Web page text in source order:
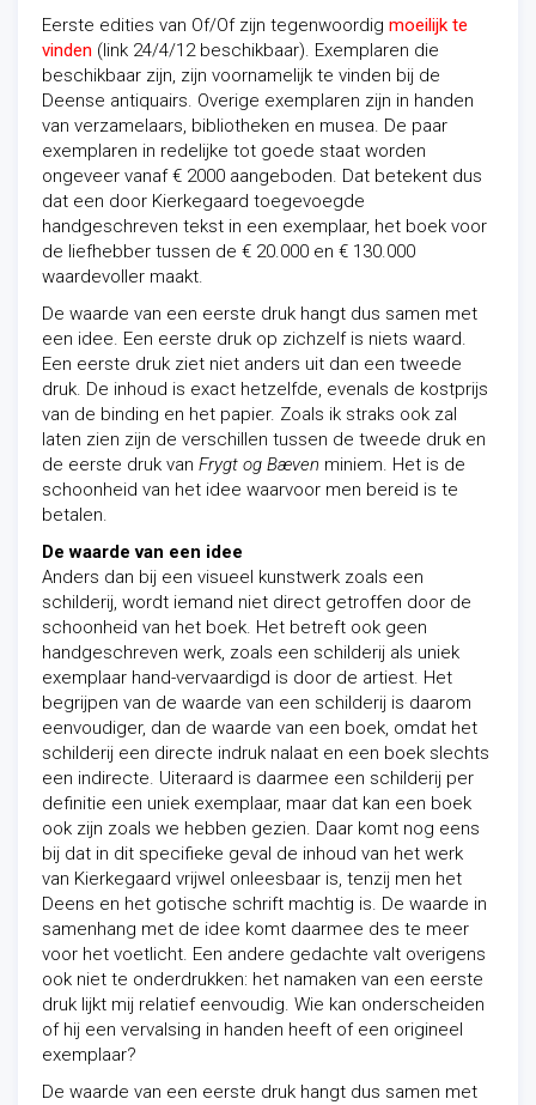
Eerste edities van Of/Of zijn tegenwoordig moeilijk te
vinden (link 24/4/12 beschikbaar). Exemplaren die
beschikbaar zijn, zijn voornamelijk te vinden bij de
Deense antiquairs. Overige exemplaren zijn in handen
van verzamelaars, bibliotheken en musea. De paar
exemplaren in redelijke tot goede staat worden
ongeveer vanaf € 2000 aangeboden. Dat betekent dus
dat een door Kierkegaard toegevoegde
handgeschreven tekst in een exemplaar, het boek voor
de liefhebber tussen de € 20.000 en € 130.000
waardevoller maakt.
De waarde van een eerste druk hangt dus samen met
een idee. Een eerste druk op zichzelf is niets waard.
Een eerste druk ziet niet anders uit dan een tweede
druk. De inhoud is exact hetzelfde, evenals de kostprijs
van de binding en het papier. Zoals ik straks ook zal
laten zien zijn de verschillen tussen de tweede druk en
de eerste druk van Frygt og Bæven miniem. Het is de
schoonheid van het idee waarvoor men bereid is te
betalen.
De waarde van een idee
Anders dan bij een visueel kunstwerk zoals een
schilderij, wordt iemand niet direct getroffen door de
schoonheid van het boek. Het betreft ook geen
handgeschreven werk, zoals een schilderij als uniek
exemplaar hand-vervaardigd is door de artiest. Het
begrijpen van de waarde van een schilderij is daarom
eenvoudiger, dan de waarde van een boek, omdat het
schilderij een directe indruk nalaat en een boek slechts
een indirecte. Uiteraard is daarmee een schilderij per
definitie een uniek exemplaar, maar dat kan een boek
ook zijn zoals we hebben gezien. Daar komt nog eens
bij dat in dit specifieke geval de inhoud van het werk
van Kierkegaard vrijwel onleesbaar is, tenzij men het
Deens en het gotische schrift machtig is. De waarde in
samenhang met de idee komt daarmee des te meer
voor het voetlicht. Een andere gedachte valt overigens
ook niet te onderdrukken: het namaken van een eerste
druk lijkt mij relatief eenvoudig. Wie kan onderscheiden
of hij een vervalsing in handen heeft of een origineel
exemplaar?
De waarde van een eerste druk hangt dus samen met